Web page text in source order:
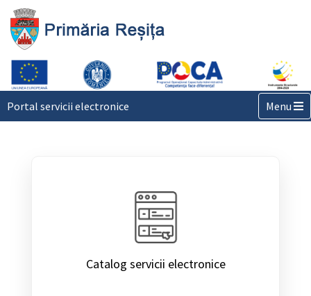
Portal servicii electronice Toggle
Menu
Catalog servicii electronice